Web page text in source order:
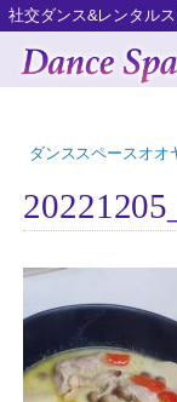
社交ダンス&レンタル
ダンススペースオオ